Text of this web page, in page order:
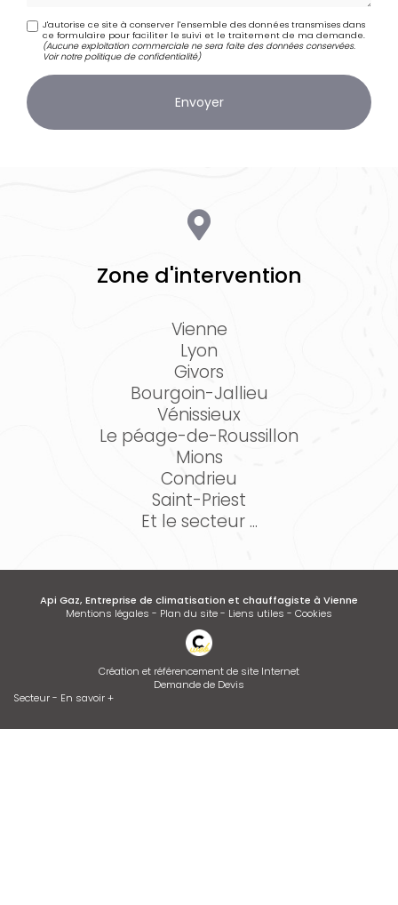
J'autorise ce site à conserver l'ensemble des données transmises dans
ce formulaire pour faciliter le suivi et le traitement de ma demande.
(Aucune exploitation commerciale ne sera faite des données conservées.
Voir notrepolitique de confidentialité)
Zone d'intervention
Vienne
Lyon
Givors
Bourgoin-Jallieu
Vénissieux
Le péage-de-Roussillon
Mions
Condrieu
Saint-Priest
Et le secteur ...
Api Gaz, Entreprise de climatisation et chauffagiste à Vienne
Mentions légales - Plan du site- Liens utiles - Cookies
Création et référencement de site Internet
Demande de Devis
Secteur- En savoir +